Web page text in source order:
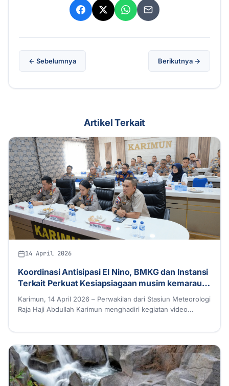
← Sebelumnya Berikutnya →
Artikel Terkait
14 April 2026
Koordinasi Antisipasi El Nino, BMKG dan Instansi
Terkait Perkuat Kesiapsiagaan musim kemarau
dan karhutla
Karimun, 14 April 2026 – Perwakilan dari Stasiun Meteorologi
Raja Haji Abdullah Karimun menghadiri kegiatan video…